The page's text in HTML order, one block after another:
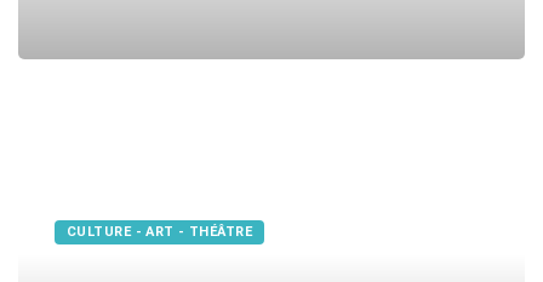
CULTURE - ART - THÉÂTRE